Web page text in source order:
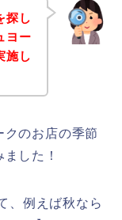
探し
ヨー
施し
クのお店の季節
した！
、例えば秋なら